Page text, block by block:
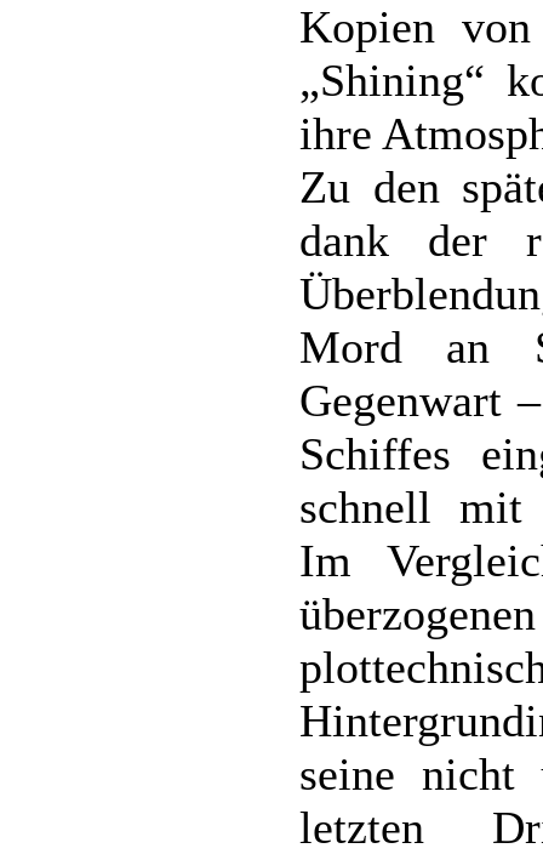
Kopien
„Shining“
ihre
Zu den
dank der
Mord an
Gegenwart
Schiffes
schnell mit
Im
seine nicht
letzten